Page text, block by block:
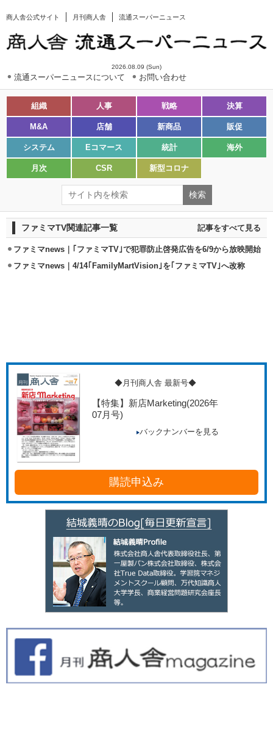
商人舎公式サイト 月刊商人舎 流通スーパーニュース
2026.08.09 (Sun)
流通スーパーニュースについて お問い合わせ
組織 人事 戦略 決算
M&A 店舗 新商品 販促
システム Eコマース 統計 海外
月次 CSR 新型コロナ
ファミマTV関連記事一覧 記事をすべて見る
ファミマnews｜｢ファミマTV｣で犯罪防止啓発広告を6/9から放映開始
ファミマnews｜4/14｢FamilyMartVision｣を｢ファミマTV｣へ改称
◆月刊商人舎 最新号◆
【特集】新店Marketing(2026年
07月号)
バックナンバーを見る
購読申込み